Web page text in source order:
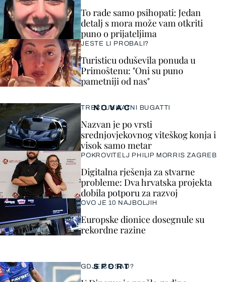
To rade samo psihopati: Jedan
detalj s mora može vam otkriti
puno o prijateljima
JESTE LI PROBALI?
Turisticu oduševila ponuda u
Primoštenu: "Oni su puno
pametniji od nas"
SPORT
GDJE ĆE SAD?
NOVAC
TREĆI UNIKATNI BUGATTI
Nazvan je po vrsti
srednjovjekovnog viteškog konja i
visok samo metar
POKROVITELJ PHILIP MORRIS ZAGREB
Digitalna rješenja za stvarne
probleme: Dva hrvatska projekta
dobila potporu za razvoj
OVO JE 10 NAJBOLJIH
Europske dionice dosegnule su
rekordne razine